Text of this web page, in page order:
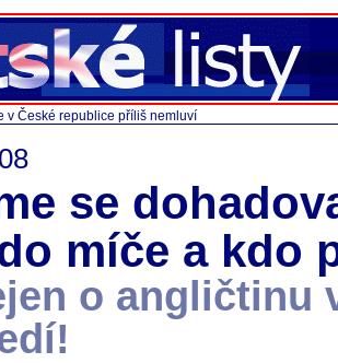
v České republice příliš nemluví
se
míče a kdo
o angličtinu